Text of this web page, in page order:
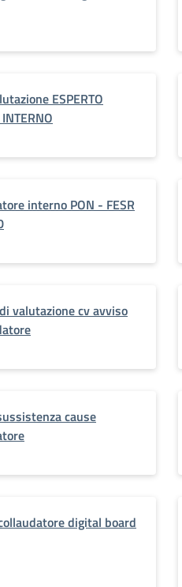
ESPERTO
interno PON - FESR
valutazione cv avviso
cause
digital board